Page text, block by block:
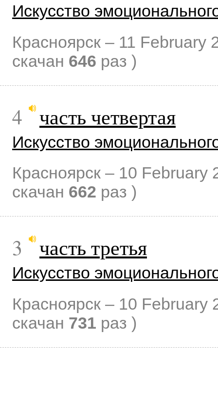
Искусство
Красноярск – 11 February
скачан 646 раз )
4 часть четвертая
Искусство
Красноярск – 10 February
скачан 662 раз )
3 часть третья
Искусство
Красноярск – 10 February
скачан 731 раз )